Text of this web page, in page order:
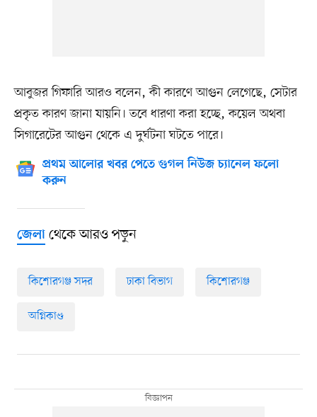
আবুজর গিফারি আরও বলেন, কী কারণে আগুন লেগেছে, সেটার
প্রকৃত কারণ জানা যায়নি। তবে ধারণা করা হচ্ছে, কয়েল অথবা
সিগারেটের আগুন থেকে এ দুর্ঘটনা ঘটতে পারে।
প্রথম আলোর খবর পেতে গুগল নিউজ চ্যানেল ফলো
করুন
জেলাথেকে আরও পড়ুন
কিশোরগঞ্জ সদর ঢাকা বিভাগ কিশোরগঞ্জ
অগ্নিকাণ্ড